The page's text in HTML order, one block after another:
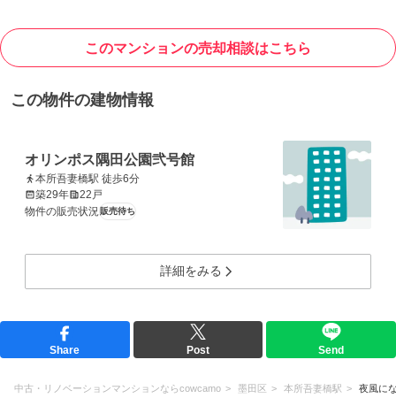
このマンションの売却相談はこちら
この物件の建物情報
オリンポス隅田公園弐号館
本所吾妻橋駅 徒歩6分
築29年
22戸
物件の販売状況 販売待ち
詳細をみる
Share Post Send
中古・リノベーションマンションならcowcamo 墨田区 本所吾妻橋駅 夜風に